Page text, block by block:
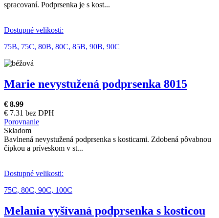
spracovaní. Podprsenka je s kost...
Dostupné velikosti:
75B, 75C, 80B, 80C, 85B, 90B, 90C
Marie nevystužená podprsenka 8015
€ 8.99
€ 7.31 bez DPH
Porovnanie
Skladom
Bavlnená nevystužená podprsenka s kosticami. Zdobená pôvabnou
čipkou a príveskom v st...
Dostupné velikosti:
75C, 80C, 90C, 100C
Melania vyšívaná podprsenka s kosticou